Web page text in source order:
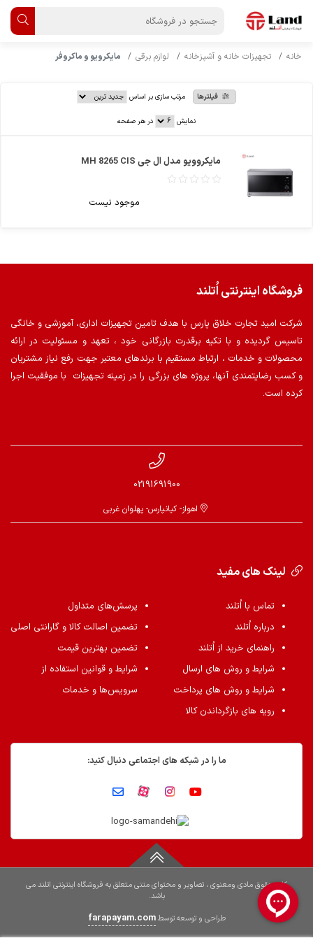
خانه تجهیزات خانه و آشپزخانه لوازم برقی مایکرویو و ماکروفر
فیلترها مرتب سازی بر اساس
نمایش در هر صفحه
مایکروویو مدل ال جی MH 8265 CIS
موجود نیست
فروشگاه اینترنتی اُتلند
شرکت امید تجارت خلاق پارس با هدف تامین تجهیزات اداری، آموزشی و خانگی
تاسیس گردیده و با تکیه برقدرت بازرگانی خود ، تعهد و مسئولیت در ارائه
محصولات و خدمات ، ارتباط مستقیم با برندهای معتبر جهت رفع نیاز مشتریان
و کسب رضایتمندی آنها، پروژه های بزرگی را در زمینه تجهیزات با موفقیت اجرا
کرده است.
02191691900
اهواز- کیانپارس- پهلوان غربی
لینک های مفید
تماس با اُتلند
درباره اُتلند
راهنمای خرید از اُتلند
شرایط و روش های ارسال
شرایط و روش های پرداخت
رویه های بازگرداندن کالا
پرسش‌های متداول
تضمین اصالت کالا و گارانتی اصلی
تضمین بهترین قیمت
شرایط و قوانین استفاده از
سرویس‌ها و خدمات
ما را در شبکه های اجتماعی دنبال کنید:
کلیه حقوق مادی ومعنوی ، تصاویر و محتوای متنی متعلق به فروشگاه اینترنتی اتلند می
باشد.
طراحی و توسعه توسطfarapayam.com